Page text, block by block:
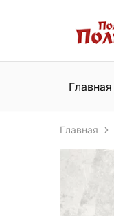
Пол
Полыч
Плиткин
Сеть
и
Главная
Главная